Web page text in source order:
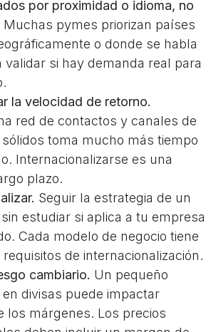
por proximidad o idioma, no
Muchas pymes priorizan países
o donde se habla
validar si hay demanda real para
la velocidad de retorno.
red de contactos y canales de
toma mucho más tiempo
Internacionalizarse es una
plazo.
Seguir la estrategia de un
estudiar si aplica a tu empresa
Cada modelo de negocio tiene
de internacionalización.
cambiario. Un pequeño
divisas puede impactar
los márgenes. Los precios